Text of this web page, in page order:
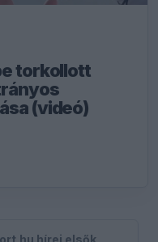
torkollott
(videó)
hírei elsők